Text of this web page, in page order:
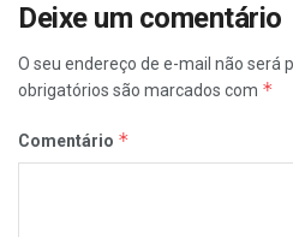
Deixe um comentário
O seu endereço de e-mail não será
obrigatórios são marcados com *
Comentário *